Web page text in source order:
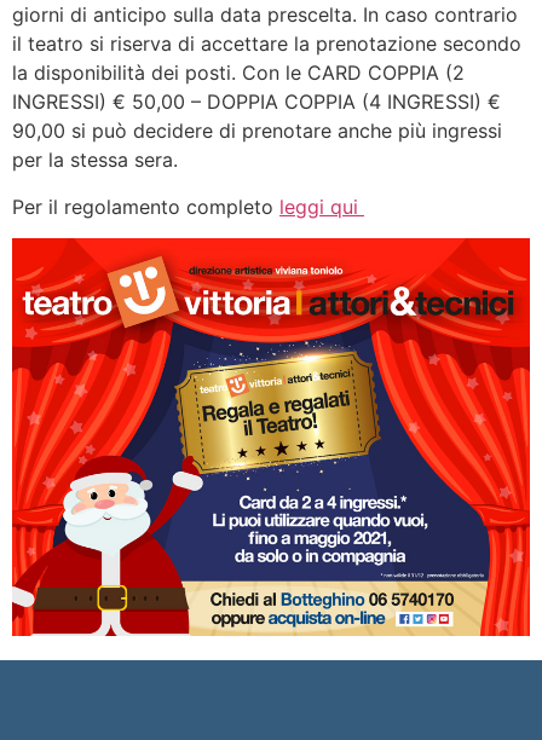
giorni di anticipo sulla data prescelta. In caso contrario
il teatro si riserva di accettare la prenotazione secondo
la disponibilità dei posti. Con le CARD COPPIA (2
INGRESSI) € 50,00 – DOPPIA COPPIA (4 INGRESSI) €
90,00 si può decidere di prenotare anche più ingressi
per la stessa sera.
Per il regolamento completo leggi qui